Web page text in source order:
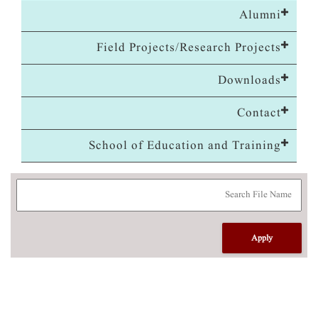
Alumni
Field Projects/Research Projects
Downloads
Contact
School of Education and Training